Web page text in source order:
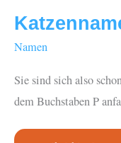
Namen
Sie sind sich also
dem Buchstaben P